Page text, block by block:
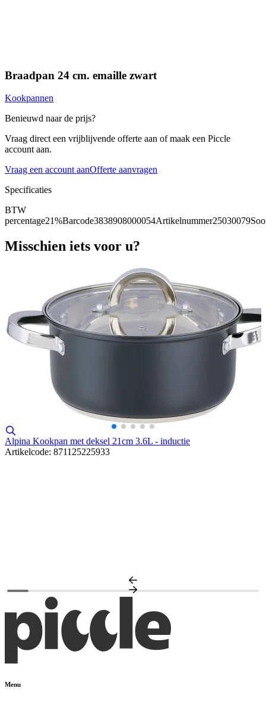
Braadpan 24 cm. emaille zwart
Kookpannen
Benieuwd naar de prijs?
Vraag direct een vrijblijvende offerte aan of maak een Piccle
account aan.
Vraag een account aanOfferte aanvragen
Specificaties
BTW
percentage21%Barcode3838908000054Artikelnummer25030079
Misschien iets voor u?
Alpina Kookpan met deksel 21cm 3.6L - inductie
Artikelcode: 871125225933
Menu